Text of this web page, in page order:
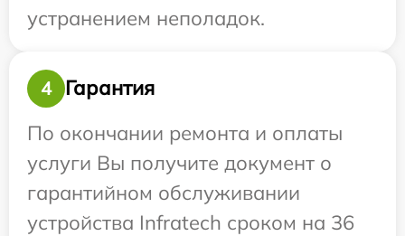
устранением неполадок.
4
Гарантия
По окончании ремонта и оплаты
услуги Вы получите документ о
гарантийном обслуживании
устройства Infratech сроком на 36